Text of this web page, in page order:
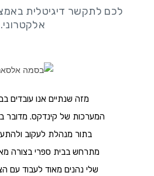
אלקטרוני.
מזה שנתיים אנו עובדים
המערכות של קינדקס. מדובר
בתור מנהלת לעקוב
מתרחש בבית ספרי בצורה
שלי נהנים מאוד לעבוד עם